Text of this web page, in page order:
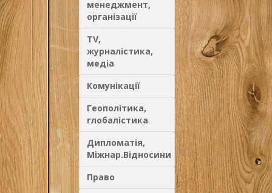
менеджмент,
організації
TV,
журналістика,
медіа
Комунікації
Геополітика,
глобалістика
Дипломатія,
Міжнар.Відносини
Право